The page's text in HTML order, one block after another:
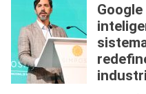
Google